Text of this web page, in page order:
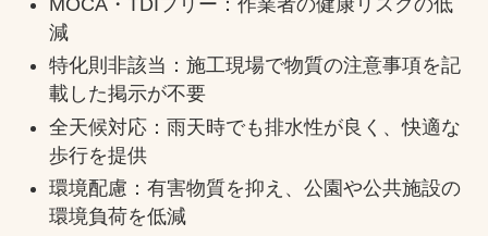
減
特化則非該当：施工現場で物質の注意事項を記
載した掲示が不要
全天候対応：雨天時でも排水性が良く、快適な
歩行を提供
環境配慮：有害物質を抑え、公園や公共施設の
環境負荷を低減